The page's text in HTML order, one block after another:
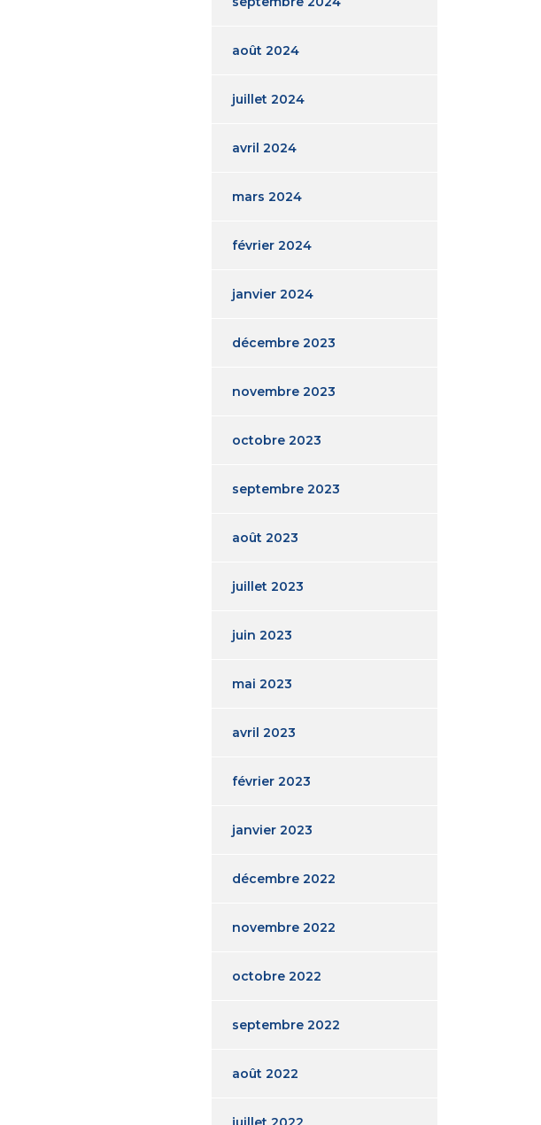
août 2024
juillet 2024
avril 2024
mars 2024
février 2024
janvier 2024
décembre 2023
novembre 2023
octobre 2023
septembre 2023
août 2023
juillet 2023
juin 2023
mai 2023
avril 2023
février 2023
janvier 2023
décembre 2022
novembre 2022
octobre 2022
septembre 2022
août 2022